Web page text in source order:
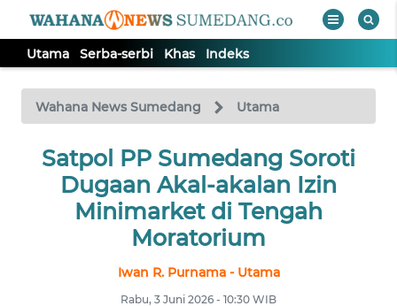
Utama Serba-serbi Khas Indeks
Wahana News Sumedang Utama
Satpol PP Sumedang Soroti
Dugaan Akal-akalan Izin
Minimarket di Tengah
Moratorium
Iwan R. Purnama - Utama
Rabu, 3 Juni 2026 - 10:30 WIB
TV
Tutup
UTAMA